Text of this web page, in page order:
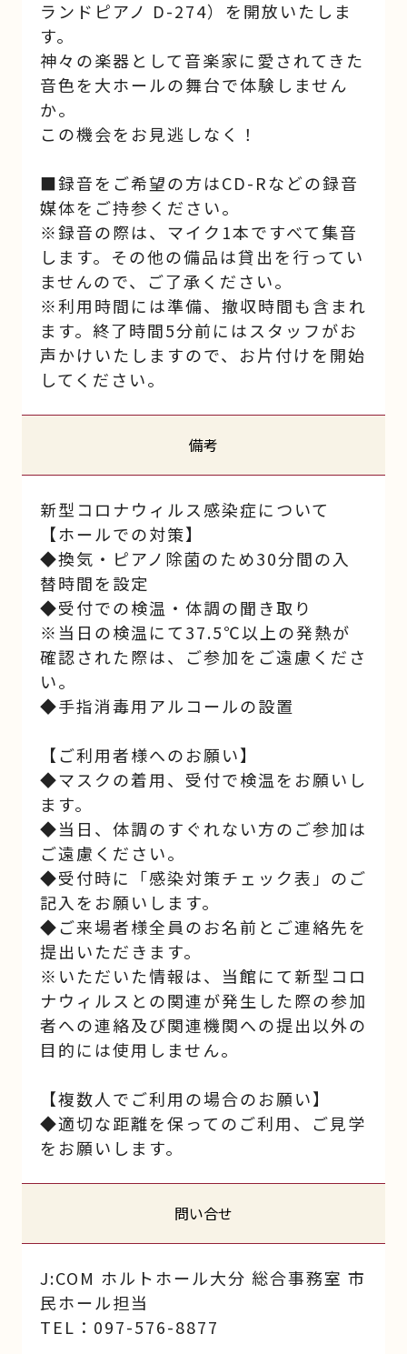
ランドピアノ D-274）を開放いたしま
す。
神々の楽器として音楽家に愛されてきた
音色を大ホールの舞台で体験しません
か。
この機会をお見逃しなく！
■録音をご希望の方はCD-Rなどの録音
媒体をご持参ください。
※録音の際は、マイク1本ですべて集音
します。その他の備品は貸出を行ってい
ませんので、ご了承ください。
※利用時間には準備、撤収時間も含まれ
ます。終了時間5分前にはスタッフがお
声かけいたしますので、お片付けを開始
してください。
備考
新型コロナウィルス感染症について
【ホールでの対策】
◆換気・ピアノ除菌のため30分間の入
替時間を設定
◆受付での検温・体調の聞き取り
※当日の検温にて37.5℃以上の発熱が
確認された際は、ご参加をご遠慮くださ
い。
◆手指消毒用アルコールの設置
【ご利用者様へのお願い】
◆マスクの着用、受付で検温をお願いし
ます。
◆当日、体調のすぐれない方のご参加は
ご遠慮ください。
◆受付時に「感染対策チェック表」のご
記入をお願いします。
◆ご来場者様全員のお名前とご連絡先を
提出いただきます。
※いただいた情報は、当館にて新型コロ
ナウィルスとの関連が発生した際の参加
者への連絡及び関連機関への提出以外の
目的には使用しません。
【複数人でご利用の場合のお願い】
◆適切な距離を保ってのご利用、ご見学
をお願いします。
問い合せ
J:COM ホルトホール大分 総合事務室 市
民ホール担当
TEL：097-576-8877